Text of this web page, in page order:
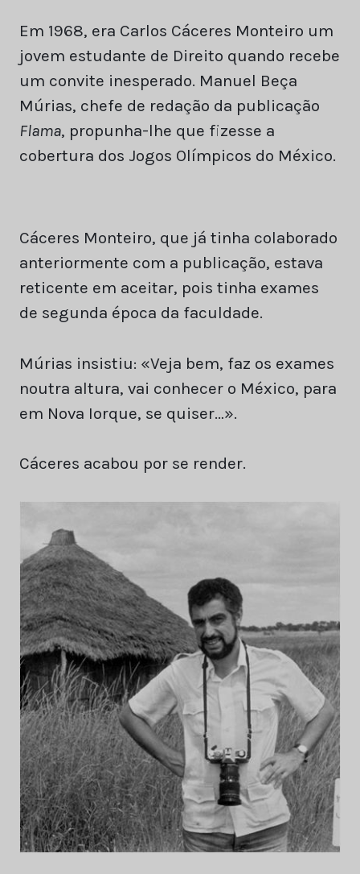
Em 1968, era Carlos Cáceres Monteiro um
jovem estudante de Direito quando recebe
um convite inesperado. Manuel Beça
Múrias, chefe de redação da publicação
Flama, propunha-lhe que fizesse a
cobertura dos Jogos Olímpicos do México.
Cáceres Monteiro, que já tinha colaborado
anteriormente com a publicação, estava
reticente em aceitar, pois tinha exames
de segunda época da faculdade.
Múrias insistiu: «Veja bem, faz os exames
noutra altura, vai conhecer o México, para
em Nova Iorque, se quiser…».
Cáceres acabou por se render.